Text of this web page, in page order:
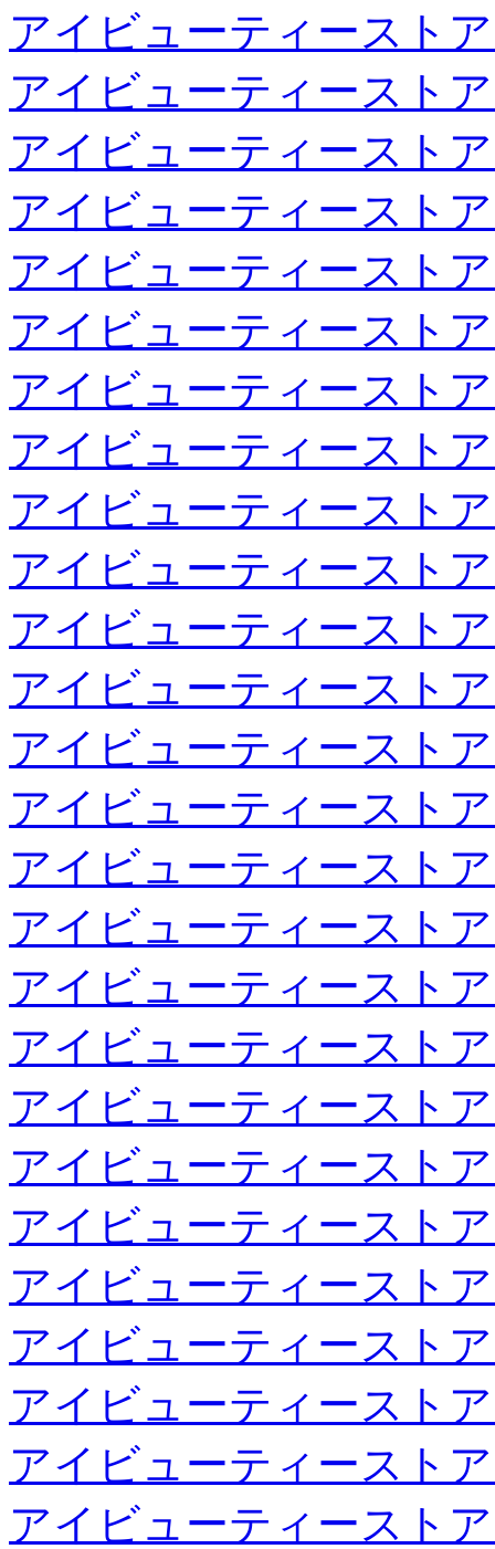
アイビューティースト
アイビューティースト
アイビューティースト
アイビューティースト
アイビューティースト
アイビューティースト
アイビューティースト
アイビューティースト
アイビューティースト
アイビューティースト
アイビューティースト
アイビューティースト
アイビューティースト
アイビューティースト
アイビューティースト
アイビューティースト
アイビューティースト
アイビューティースト
アイビューティースト
アイビューティースト
アイビューティースト
アイビューティースト
アイビューティースト
アイビューティースト
アイビューティースト
アイビューティースト